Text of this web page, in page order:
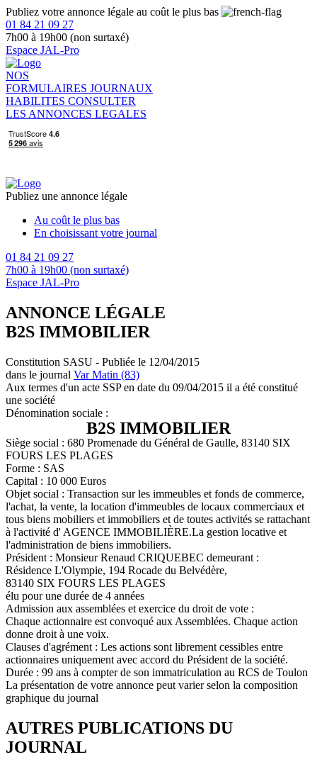
Publiez votre annonce légale au coût le plus bas
01 84 21 09 27
7h00 à 19h00 (non surtaxé)
Espace JAL-Pro
NOS
FORMULAIRES JOURNAUX
HABILITES CONSULTER
LES ANNONCES LEGALES
Publiez une annonce légale
Au coût le plus bas
En choisissant votre journal
01 84 21 09 27
7h00 à 19h00 (non surtaxé)
Espace JAL-Pro
ANNONCE LÉGALE
B2S IMMOBILIER
Constitution SASU - Publiée le 12/04/2015
dans le journal Var Matin (83)
Aux termes d'un acte SSP en date du 09/04/2015 il a été constitué
une société
Dénomination sociale :
B2S IMMOBILIER
Siège social : 680 Promenade du Général de Gaulle, 83140 SIX
FOURS LES PLAGES
Forme : SAS
Capital : 10 000 Euros
Objet social : Transaction sur les immeubles et fonds de commerce,
l'achat, la vente, la location d'immeubles de locaux commerciaux et
tous biens mobiliers et immobiliers et de toutes activités se rattachant
à l'activité d' AGENCE IMMOBILIÈRE.La gestion locative et
l'administration de biens immobiliers.
Président : Monsieur Renaud CRIQUEBEC demeurant :
Résidence L'Olympie, 194 Rocade du Belvédère,
83140 SIX FOURS LES PLAGES
élu pour une durée de 4 années
Admission aux assemblées et exercice du droit de vote :
Chaque actionnaire est convoqué aux Assemblées. Chaque action
donne droit à une voix.
Clauses d'agrément : Les actions sont librement cessibles entre
actionnaires uniquement avec accord du Président de la société.
Durée : 99 ans à compter de son immatriculation au RCS de Toulon
La présentation de votre annonce peut varier selon la composition
graphique du journal
AUTRES PUBLICATIONS DU
JOURNAL